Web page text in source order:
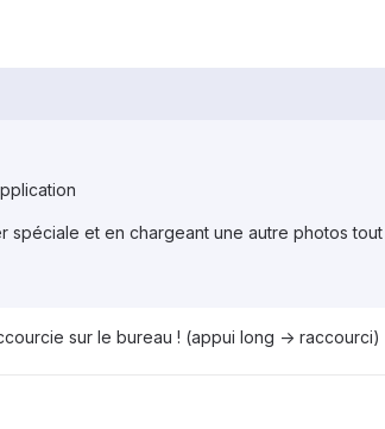
spéciale et en chargeant une autre photos
sur le bureau ! (appui long -> raccourci)